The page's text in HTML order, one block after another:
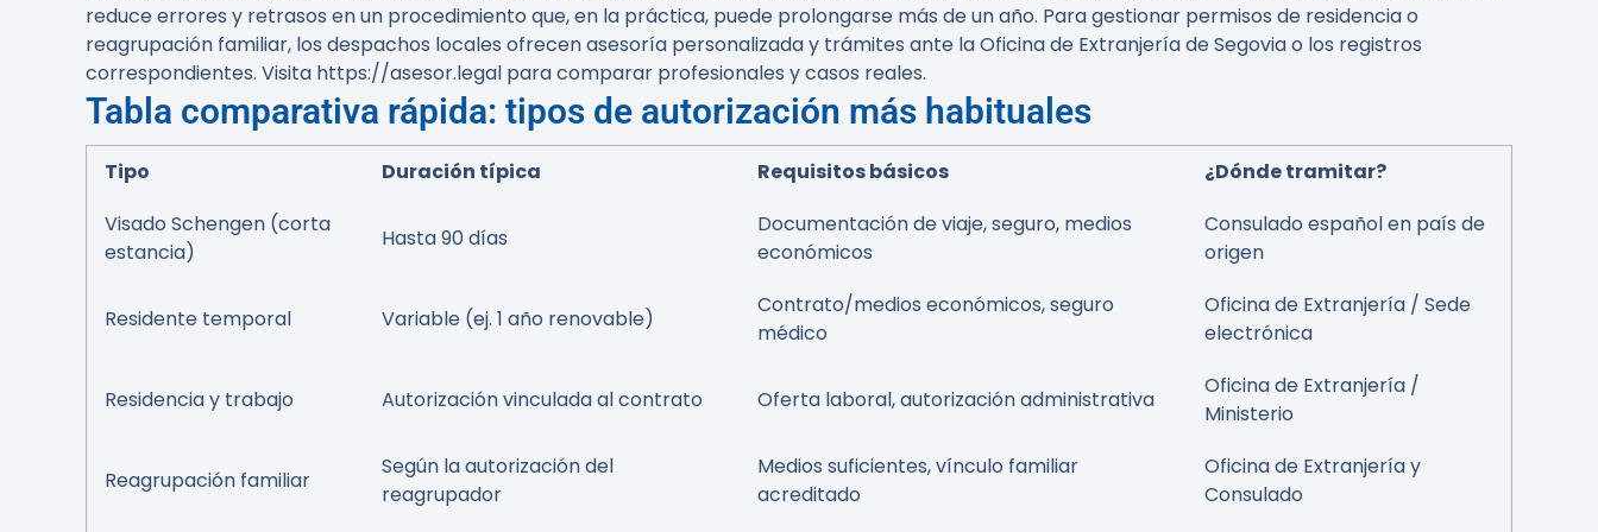
reduce errores y retrasos en un procedimiento que, en la práctica, puede prolongarse más de un año. Para gestionar permisos de residencia o
reagrupación familiar, los despachos locales ofrecen asesoría personalizada y trámites ante la Oficina de Extranjería de Segovia o los registros
correspondientes. Visita https://asesor.legal para comparar profesionales y casos reales.
Tabla comparativa rápida: tipos de autorización más habituales
Tipo Duración típica Requisitos básicos
¿Dónde tramitar?
Visado Schengen (corta
estancia)
Hasta 90 días
Documentación de viaje, seguro, medios
económicos
Consulado español en país de
origen
Residente temporal Variable (ej. 1 año renovable)
Contrato/medios económicos, seguro
médico
Oficina de Extranjería / Sede
electrónica
Residencia y trabajo Autorización vinculada al contrato Oferta laboral, autorización administrativa
Oficina de Extranjería /
Ministerio
Reagrupación familiar
Según la autorización del
reagrupador
Medios suficientes, vínculo familiar
acreditado
Oficina de Extranjería y
Consulado